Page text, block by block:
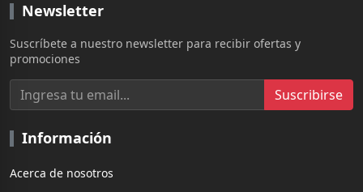
Newsletter
Suscríbete a nuestro newsletter para recibir ofertas y
promociones
Suscribirse
Información
Acerca de nosotros